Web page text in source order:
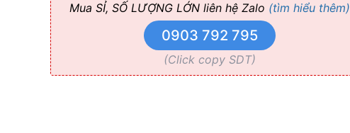
Mua SỈ, SỐ LƯỢNG LỚN liên hệ Zalo (tìm hiểu thêm)
0903 792 795
(Click copy SDT)